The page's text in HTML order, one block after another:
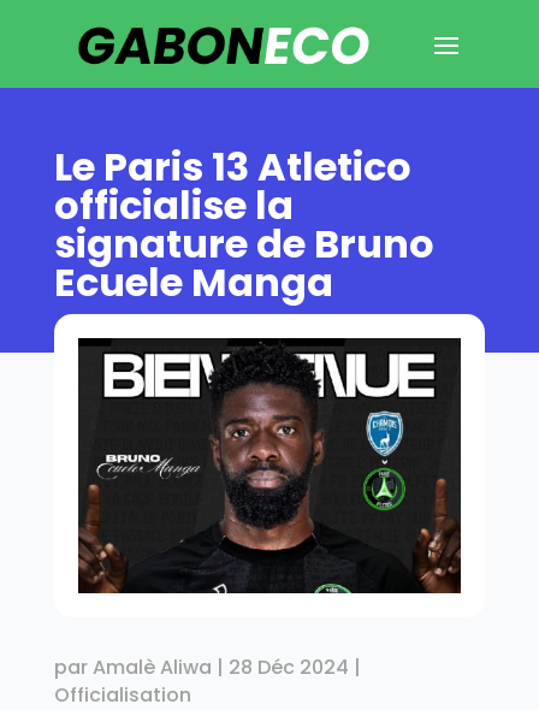
Le Paris 13 Atletico
officialise la
signature de Bruno
Ecuele Manga
parAmalè Aliwa | 28 Déc 2024 |
Officialisation